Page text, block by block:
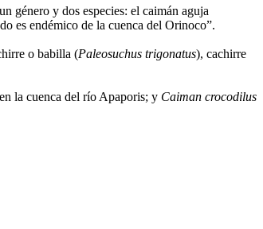
género y dos especies: el caimán aguja
es endémico de la cuenca del Orinoco”.
o babilla (Paleosuchus trigonatus), cachirre
en la cuenca del río Apaporis; y Caiman crocodilus